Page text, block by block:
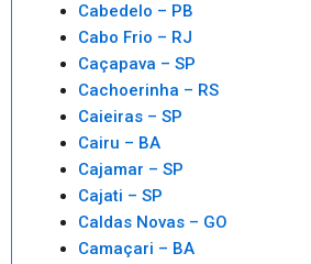
Cabedelo – PB
Cabo Frio – RJ
Caçapava – SP
Cachoerinha – RS
Caieiras – SP
Cairu – BA
Cajamar – SP
Cajati – SP
Caldas Novas – GO
Camaçari – BA